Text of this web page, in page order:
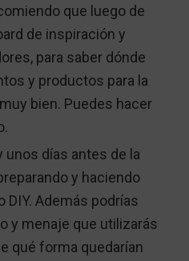
que luego de
de inspiración y
para saber dónde
y productos para la
bien. Puedes hacer
unos días antes de la
y haciendo
DIY. Además podrías
y menaje que utilizarás
qué forma quedarían